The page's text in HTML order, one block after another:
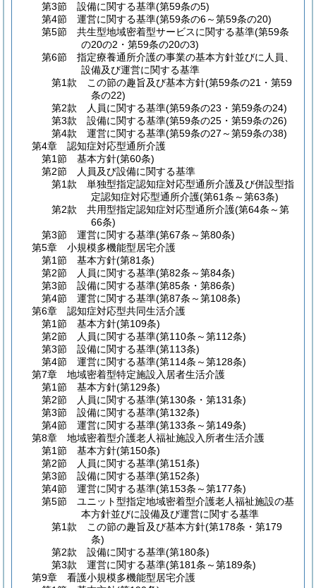
第3節
設備に関する基準(第59条の5)
第4節
運営に関する基準(第59条の6～第59条の20)
第5節
共生型地域密着型サービスに関する基準(第59条
の20の2・第59条の20の3)
第6節
指定療養通所介護の事業の基本方針並びに人員、
設備及び運営に関する基準
第1款
この節の趣旨及び基本方針(第59条の21・第59
条の22)
第2款
人員に関する基準(第59条の23・第59条の24)
第3款
設備に関する基準(第59条の25・第59条の26)
第4款
運営に関する基準(第59条の27～第59条の38)
第4章
認知症対応型通所介護
第1節
基本方針(第60条)
第2節
人員及び設備に関する基準
第1款
単独型指定認知症対応型通所介護及び併設型指
定認知症対応型通所介護(第61条～第63条)
第2款
共用型指定認知症対応型通所介護(第64条～第
66条)
第3節
運営に関する基準(第67条～第80条)
第5章
小規模多機能型居宅介護
第1節
基本方針(第81条)
第2節
人員に関する基準(第82条～第84条)
第3節
設備に関する基準(第85条・第86条)
第4節
運営に関する基準(第87条～第108条)
第6章
認知症対応型共同生活介護
第1節
基本方針(第109条)
第2節
人員に関する基準(第110条～第112条)
第3節
設備に関する基準(第113条)
第4節
運営に関する基準(第114条～第128条)
第7章
地域密着型特定施設入居者生活介護
第1節
基本方針(第129条)
第2節
人員に関する基準(第130条・第131条)
第3節
設備に関する基準(第132条)
第4節
運営に関する基準(第133条～第149条)
第8章
地域密着型介護老人福祉施設入所者生活介護
第1節
基本方針(第150条)
第2節
人員に関する基準(第151条)
第3節
設備に関する基準(第152条)
第4節
運営に関する基準(第153条～第177条)
第5節
ユニット型指定地域密着型介護老人福祉施設の基
本方針並びに設備及び運営に関する基準
第1款
この節の趣旨及び基本方針(第178条・第179
条)
第2款
設備に関する基準(第180条)
第3款
運営に関する基準(第181条～第189条)
第9章
看護小規模多機能型居宅介護